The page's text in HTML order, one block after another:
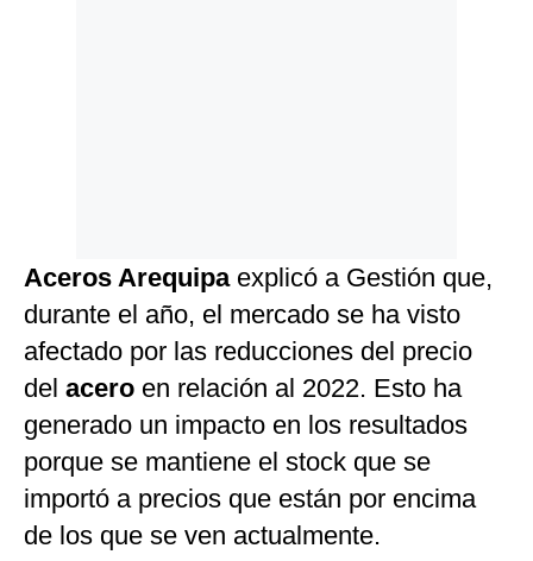
Aceros Arequipaexplicó a Gestión que,
durante el año, el mercado se ha visto
afectado por las reducciones del precio
del acero en relación al 2022. Esto ha
generado un impacto en los resultados
porque se mantiene el stock que se
importó a precios que están por encima
de los que se ven actualmente.